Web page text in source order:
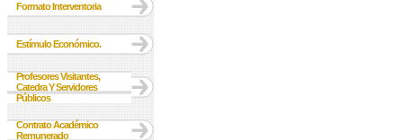
Formato Interventoria
Estímulo Económico.
Profesores Visitantes,
Catedra Y Servidores
Públicos
Contrato Académico
Remunerado